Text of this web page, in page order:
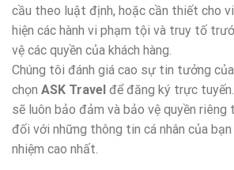
cầu theo luật định, hoặc cần thiết cho
hiện các hành vi phạm tội và truy tố
vệ các quyền của khách hàng.
Chúng tôi đánh giá cao sự tin tưởng
chọn ASK Travel để đăng ký trực
sẽ luôn bảo đảm và bảo vệ quyền
đối với những thông tin cá nhân của
nhiệm cao nhất.